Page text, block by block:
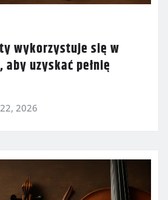
wykorzystuje się w
uzyskać pełnię
2026